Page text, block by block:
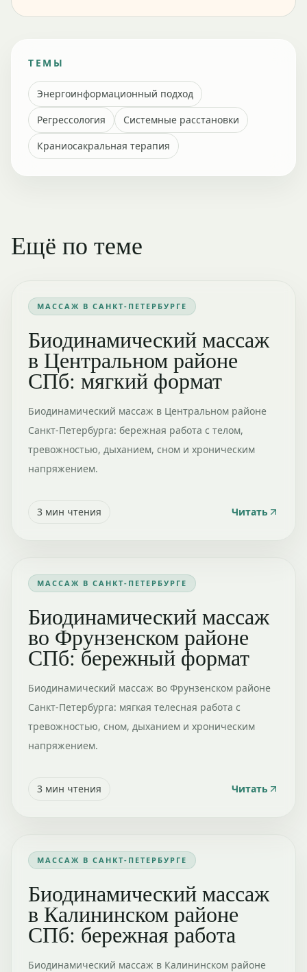
ТЕМЫ
Энергоинформационный подход
Регрессология
Системные расстановки
Краниосакральная терапия
Ещё по теме
МАССАЖ В САНКТ-ПЕТЕРБУРГЕ
Биодинамический массаж
в Центральном районе
СПб: мягкий формат
Биодинамический массаж в Центральном районе
Санкт-Петербурга: бережная работа с телом,
тревожностью, дыханием, сном и хроническим
напряжением.
3 мин чтения Читать
МАССАЖ В САНКТ-ПЕТЕРБУРГЕ
Биодинамический массаж
во Фрунзенском районе
СПб: бережный формат
Биодинамический массаж во Фрунзенском районе
Санкт-Петербурга: мягкая телесная работа с
тревожностью, сном, дыханием и хроническим
напряжением.
3 мин чтения Читать
МАССАЖ В САНКТ-ПЕТЕРБУРГЕ
Биодинамический массаж
в Калининском районе
СПб: бережная работа
Биодинамический массаж в Калининском районе